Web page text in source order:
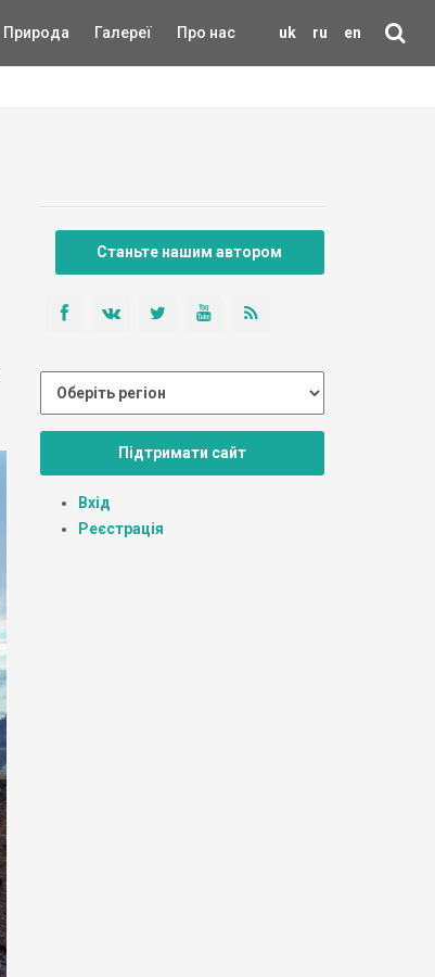
uk ru en
Природа Галереї Про нас
Станьте нашим автором
Підтримати сайт
Вхід
Реєстрація